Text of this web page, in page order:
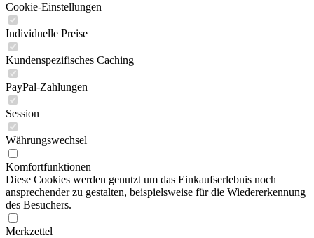
Cookie-Einstellungen
Individuelle Preise
Kundenspezifisches Caching
PayPal-Zahlungen
Session
Währungswechsel
Komfortfunktionen
Diese Cookies werden genutzt um das Einkaufserlebnis noch
ansprechender zu gestalten, beispielsweise für die Wiedererkennung
des Besuchers.
Merkzettel